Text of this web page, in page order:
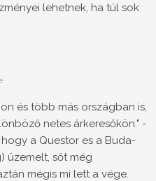
lehetnek, ha túl sok
és több más országban is,
netes árkeresőkön." -
a Questor es a Buda-
üzemelt, sőt még
mégis mi lett a vége.